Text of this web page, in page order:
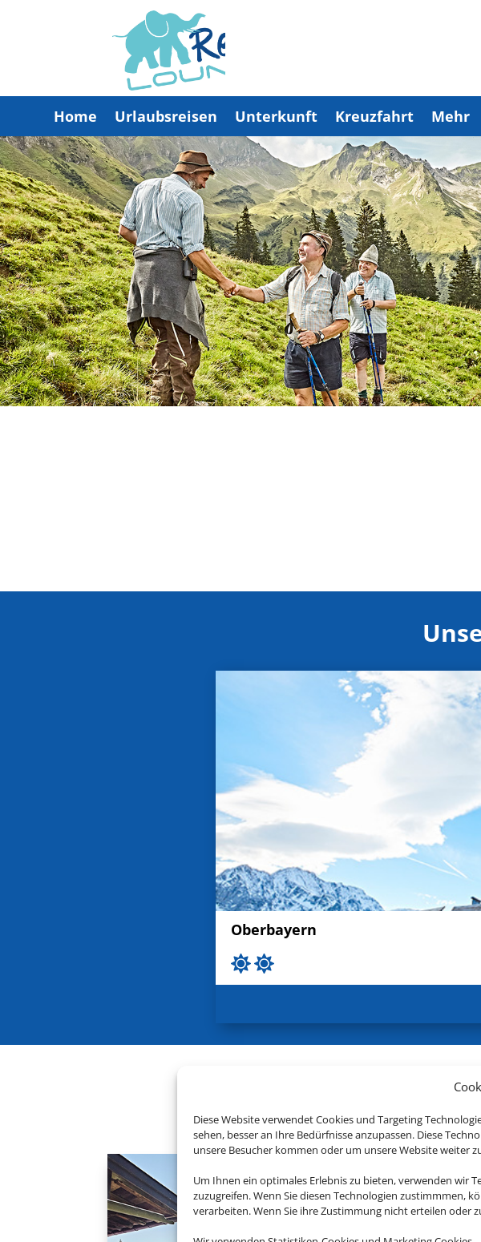
Diese Website verwendet Cookies und Targeting
sehen, besser an Ihre Bedürfnisse anzupassen. Diese
unsere Besucher kommen oder um unsere Website weiter
Um Ihnen ein optimales Erlebnis zu bieten, verwenden wir
zuzugreifen. Wenn Sie diesen Technologien zustimmmen,
verarbeiten. Wenn Sie ihre Zustimmung nicht erteilen
Home Urlaubsreisen Unterkunft Kreuzfahrt Mehr
Oberbayern
Buchen Sie